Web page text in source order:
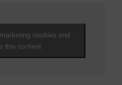
cookies and
this content